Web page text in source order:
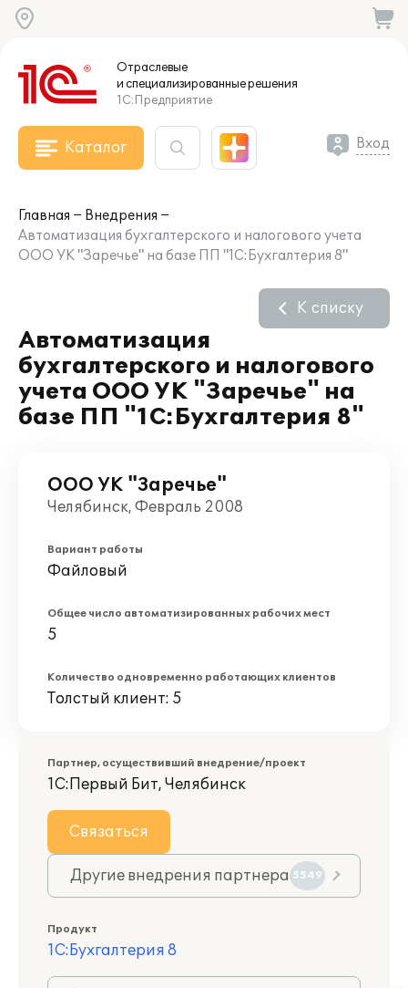
Отраслевые
и специализированныерешения
1С:Предприятие
Каталог Вход
Главная
Внедрения
Автоматизация бухгалтерского и налогового учета
ООО УК "Заречье" на базе ПП "1С:Бухгалтерия 8"
Автоматизация
бухгалтерского и налогового
учета ООО УК "Заречье" на
базе ПП "1С:Бухгалтерия 8"
К списку
ООО УК "Заречье"
Челябинск, Февраль 2008
Вариант работы
Файловый
Общее число автоматизированных рабочих мест
5
Количество одновременно работающих клиентов
Толстый клиент: 5
Партнер, осуществивший внедрение/проект
1С:Первый Бит, Челябинск
Связаться
Другие внедрения партнера 5549
Продукт
1С:Бухгалтерия 8